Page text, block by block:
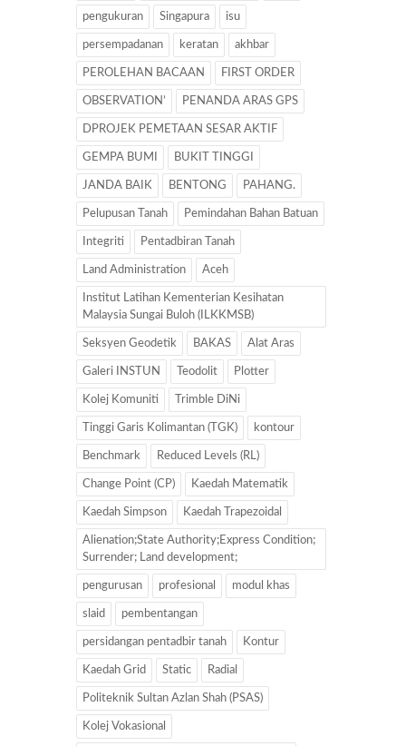
pengukuran Singapura isu
persempadanan keratan akhbar
PEROLEHAN BACAAN FIRST ORDER
OBSERVATION’ PENANDA ARAS GPS
DPROJEK PEMETAAN SESAR AKTIF
GEMPA BUMI BUKIT TINGGI
JANDA BAIK BENTONG PAHANG.
Pelupusan Tanah Pemindahan Bahan Batuan
Integriti Pentadbiran Tanah
Land Administration Aceh
Institut Latihan Kementerian Kesihatan
Malaysia Sungai Buloh (ILKKMSB)
Seksyen Geodetik BAKAS Alat Aras
Galeri INSTUN Teodolit Plotter
Kolej Komuniti Trimble DiNi
Tinggi Garis Kolimantan (TGK) kontour
Benchmark Reduced Levels (RL)
Change Point (CP) Kaedah Matematik
Kaedah Simpson Kaedah Trapezoidal
Alienation;State Authority;Express Condition;
Surrender; Land development;
pengurusan profesional modul khas
slaid pembentangan
persidangan pentadbir tanah Kontur
Kaedah Grid Static Radial
Politeknik Sultan Azlan Shah (PSAS)
Kolej Vokasional